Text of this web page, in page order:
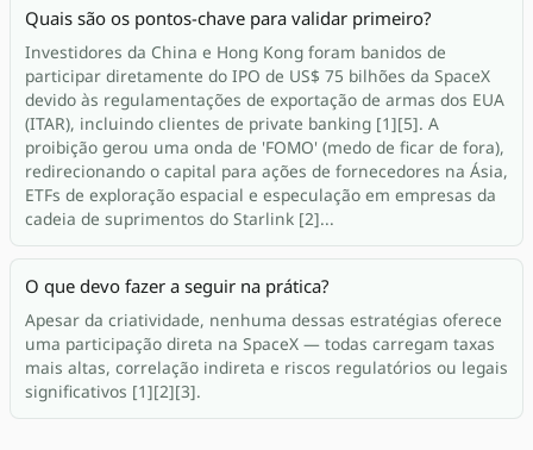
Quais são os pontos-chave para validar primeiro?
Investidores da China e Hong Kong foram banidos de
participar diretamente do IPO de US$ 75 bilhões da SpaceX
devido às regulamentações de exportação de armas dos EUA
(ITAR), incluindo clientes de private banking [1][5]. A
proibição gerou uma onda de 'FOMO' (medo de ficar de fora),
redirecionando o capital para ações de fornecedores na Ásia,
ETFs de exploração espacial e especulação em empresas da
cadeia de suprimentos do Starlink [2]...
O que devo fazer a seguir na prática?
Apesar da criatividade, nenhuma dessas estratégias oferece
uma participação direta na SpaceX — todas carregam taxas
mais altas, correlação indireta e riscos regulatórios ou legais
significativos [1][2][3].